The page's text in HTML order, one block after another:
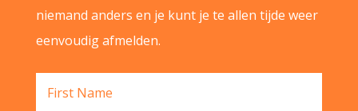
niemand anders en je kunt je te allen tijde weer
eenvoudig afmelden.